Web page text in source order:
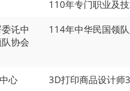
110年专门职业及
讬中
协会
114年中华民国领
心 3D打印商品设计师